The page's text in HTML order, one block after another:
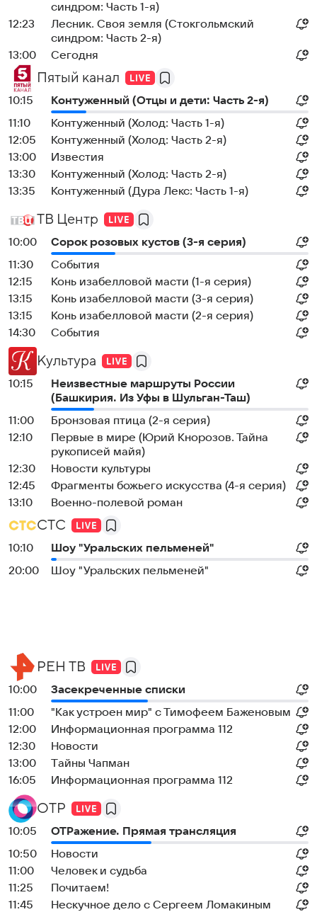
синдром: Часть 1-я)
12:23
Лесник. Своя земля (Стокгольмский
синдром: Часть 2-я)
13:00
Сегодня
Пятый канал
10:15
Контуженный (Отцы и дети: Часть 2-я)
11:10
Контуженный (Холод: Часть 1-я)
12:05
Контуженный (Холод: Часть 2-я)
13:00
Известия
13:30
Контуженный (Холод: Часть 2-я)
13:35
Контуженный (Дура Лекс: Часть 1-я)
ТВ Центр
10:00
Сорок розовых кустов (3-я серия)
11:30
События
12:15
Конь изабелловой масти (1-я серия)
13:15
Конь изабелловой масти (3-я серия)
13:15
Конь изабелловой масти (2-я серия)
14:30
События
Культура
10:15
Неизвестные маршруты России
(Башкирия. Из Уфы в Шульган-Таш)
11:00
Бронзовая птица (2-я серия)
12:10
Первые в мире (Юрий Кнорозов. Тайна
рукописей майя)
12:30
Новости культуры
12:45
Фрагменты божьего искусства (4-я серия)
13:10
Военно-полевой роман
СТС
10:10
Шоу "Уральских пельменей"
20:00
Шоу "Уральских пельменей"
РЕН ТВ
10:00
Заcекрeченные списки
11:00
"Как устроен мир" с Тимофеем Баженовым
12:00
Информационная программа 112
12:30
Новости
13:00
Тaйны Чапман
16:05
Информационная программа 112
ОТР
10:05
ОТРажение. Прямая трансляция
10:50
Новости
11:00
Человек и судьба
11:25
Почитаем!
11:45
Нескучное дело с Сергеем Ломакиным